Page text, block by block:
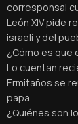
corresponsal
León XIV pide
israelí y del
¿Cómo es que
Lo cuentan
Ermitaños se
papa
¿Quiénes son